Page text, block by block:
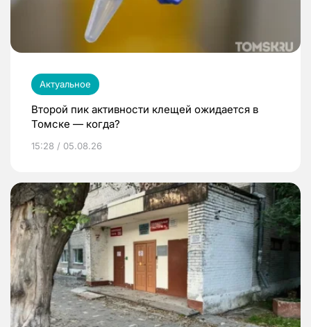
Актуальное
Второй пик активности клещей ожидается в
Томске — когда?
15:28 / 05.08.26